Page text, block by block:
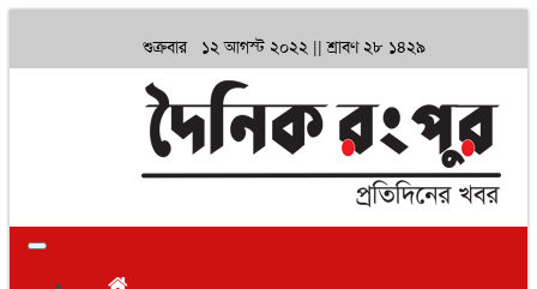
শুক্রবার ১২ আগস্ট ২০২২ || শ্রাবণ ২৮ ১৪২৯
Toggle